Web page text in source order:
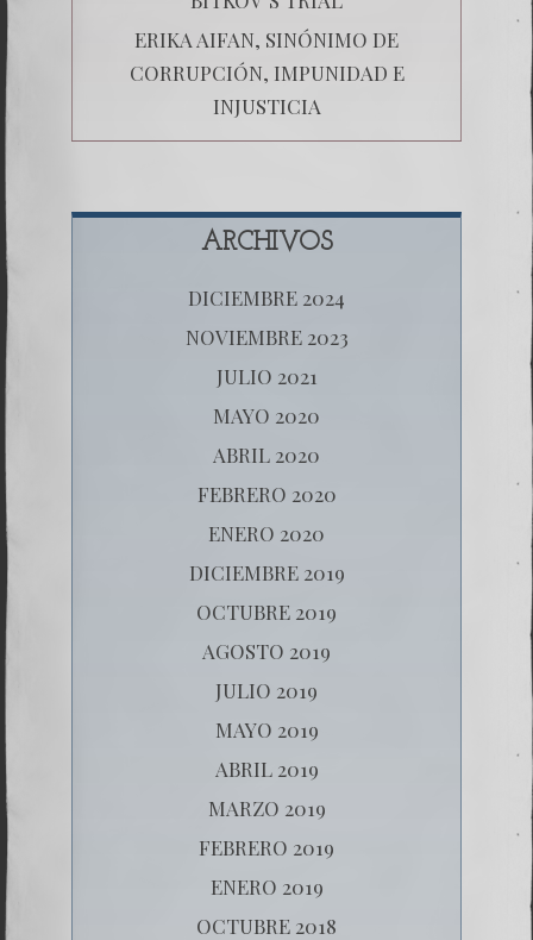
ERIKA AIFAN, SINÓNIMO DE
CORRUPCIÓN, IMPUNIDAD E
INJUSTICIA
ARCHIVOS
DICIEMBRE 2024
NOVIEMBRE 2023
JULIO 2021
MAYO 2020
ABRIL 2020
FEBRERO 2020
ENERO 2020
DICIEMBRE 2019
OCTUBRE 2019
AGOSTO 2019
JULIO 2019
MAYO 2019
ABRIL 2019
MARZO 2019
FEBRERO 2019
ENERO 2019
OCTUBRE 2018